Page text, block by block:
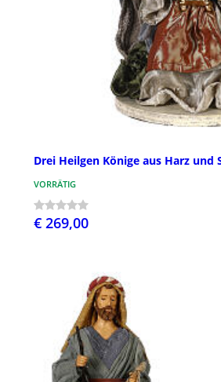
Drei Heilgen Könige aus Harz und
VORRÄTIG
€ 269,00